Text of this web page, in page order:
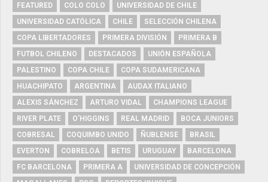
FEATURED COLO COLO
UNIVERSIDAD DE CHILE
UNIVERSIDAD CATÓLICA
CHILE
SELECCIÓN CHILENA
COPA LIBERTADORES
PRIMERA DIVISIÓN
PRIMERA B
FUTBOL CHILENO
DESTACADOS
UNIÓN ESPAÑOLA
PALESTINO
COPA CHILE
COPA SUDAMERICANA
HUACHIPATO
ARGENTINA
AUDAX ITALIANO
ALEXIS SÁNCHEZ
ARTURO VIDAL
CHAMPIONS LEAGUE
RIVER PLATE
O'HIGGINS REAL MADRID
BOCA JUNIORS
COBRESAL
COQUIMBO UNIDO ÑUBLENSE
BRASIL
EVERTON
COBRELOA BETIS URUGUAY
BARCELONA
FC BARCELONA
PRIMERA A
UNIVERSIDAD DE CONCEPCIÓN